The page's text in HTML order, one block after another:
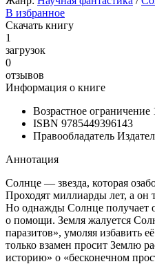
В избранное
Скачать книгу
1
загрузок
0
отзывов
Информация о книге
Возрастное ограничение
ISBN 9785449396143
Правообладатель
Аннотация
Солнце — звезда, которая
Проходят миллиарды лет, а он
Но однажды Солнце получает
о помощи. Земля жалуется
паразитов», умоляя избавить
только взамен просит Землю
историю» о «бесконечном